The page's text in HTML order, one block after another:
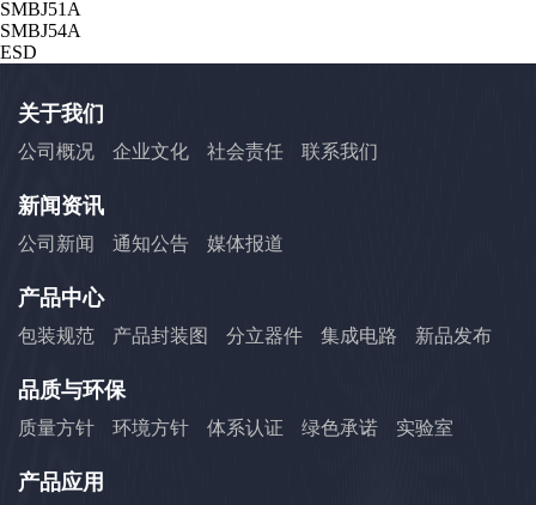
SMBJ51A
SMBJ54A
ESD
关于我们
公司概况 企业文化 社会责任 联系我们
新闻资讯
公司新闻 通知公告 媒体报道
产品中心
包装规范 产品封装图 分立器件 集成电路 新品发布
品质与环保
质量方针 环境方针 体系认证 绿色承诺 实验室
产品应用